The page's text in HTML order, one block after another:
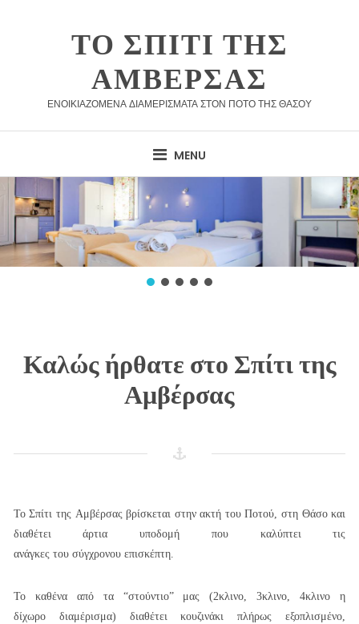
ΤΟ ΣΠΊΤΙ ΤΗΣ
ΑΜΒΈΡΣΑΣ
ΕΝΟΙΚΙΑΖΌΜΕΝΑ ΔΙΑΜΕΡΊΣΜΑΤΑ ΣΤΟΝ ΠΟΤΌ ΤΗΣ ΘΆΣΟΥ
MENU
Καλώς ήρθατε στο Σπίτι της
Αμβέρσας
Το Σπίτι της Αμβέρσας βρίσκεται στην ακτή του Ποτού, στη Θάσο και
διαθέτει άρτια υποδομή που καλύπτει τις
ανάγκες του σύγχρονου επισκέπτη.
Το καθένα από τα “στούντιο” μας (2κλινο, 3κλινο, 4κλινο η
δίχωρο διαμέρισμα) διαθέτει κουζινάκι πλήρως εξοπλισμένο,